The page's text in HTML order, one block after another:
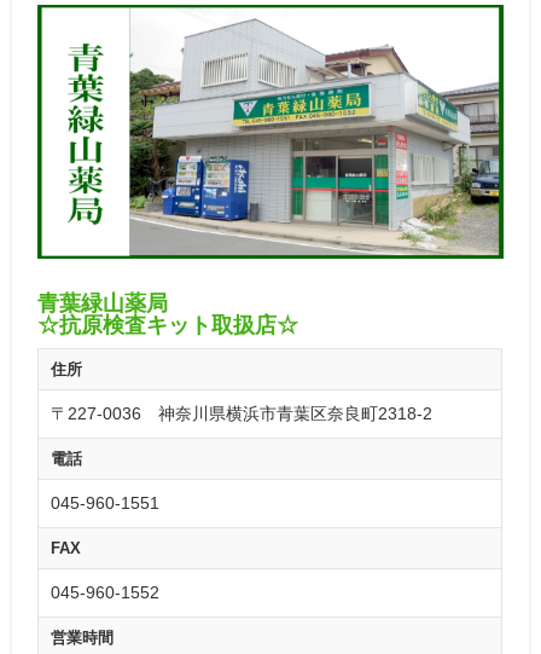
青葉緑山薬局
☆抗原検査キット取扱店☆
住所
〒227-0036 神奈川県横浜市青葉区奈良町2318-2
電話
045-960-1551
FAX
045-960-1552
営業時間